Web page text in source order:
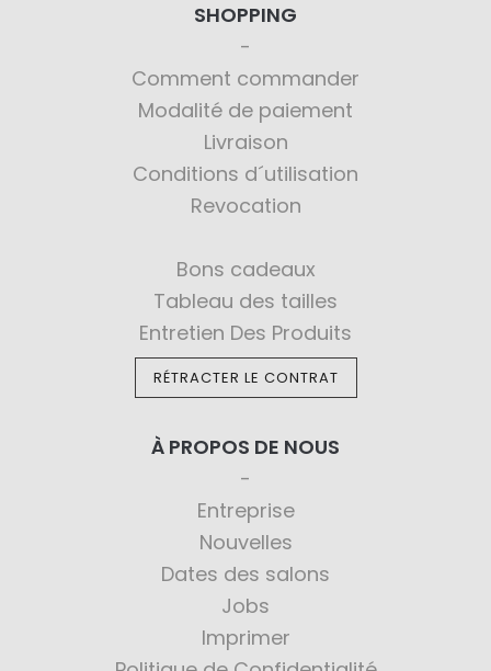
SHOPPING
Comment commander
Modalité de paiement
Livraison
Conditions d´utilisation
Revocation
Bons cadeaux
Tableau des tailles
Entretien Des Produits
RÉTRACTER LE CONTRAT
À PROPOS DE NOUS
Entreprise
Nouvelles
Dates des salons
Jobs
Imprimer